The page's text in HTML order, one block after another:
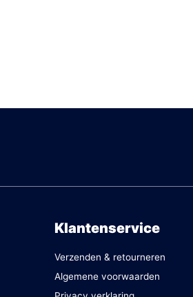
Klantenservice
Verzenden & retourneren
Algemene voorwaarden